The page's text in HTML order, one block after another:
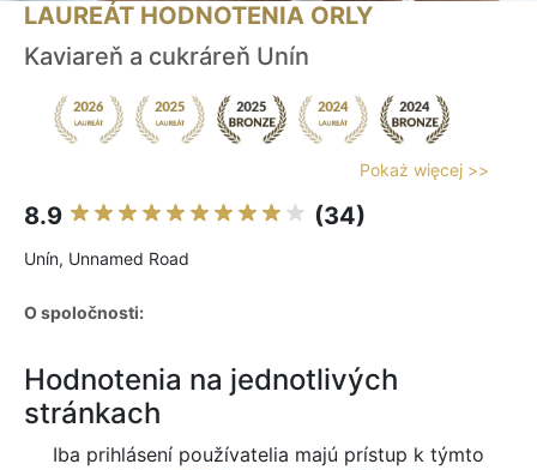
LAUREÁT HODNOTENIA ORLY
Kaviareň a cukráreň Unín
Pokaż więcej >>
8.9 (34)
Unín, Unnamed Road
O spoločnosti:
Hodnotenia na jednotlivých
stránkach
Iba prihlásení používatelia majú prístup k týmto